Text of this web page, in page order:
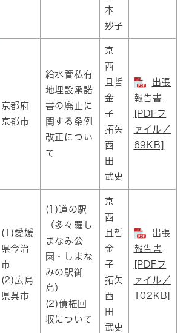
本
妙子
京都府
京都市
給水管私有
地埋設承諾
書の廃止に
関する条例
改正につい
て
京
西
且哲
金
子
拓矢
西
田
武史
出張
報告書
[PDFフ
ァイル／
69KB]
(1)愛媛
県今治
市
(2)広島
県呉市
(1)道の駅
（多々羅し
まなみ公
園・しまな
みの駅御
島）
(2)債権回
収について
京
西
且哲
金
子
拓矢
西
田
武史
出張
報告書
[PDFフ
ァイル／
102KB]